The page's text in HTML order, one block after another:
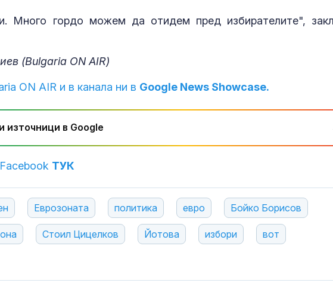
Много гордо можем да отидем пред избирателите",
(Bulgaria ON AIR)
ON AIR и в канала ни в Google News Showcase.
източници в Google
ТУК
Еврозоната политика евро Бойко Борисов
Стоил Цицелков Йотова избори вот